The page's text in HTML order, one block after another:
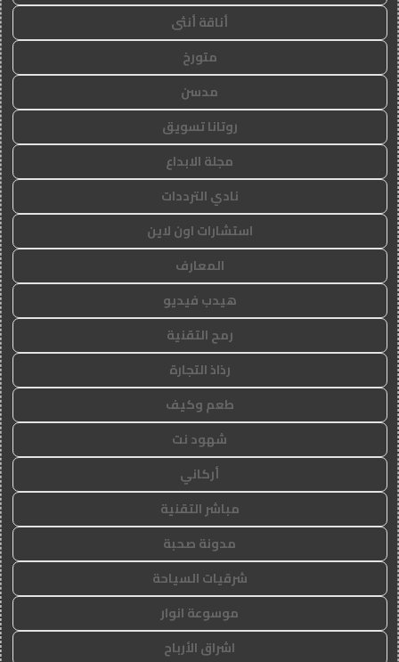
أناقة أنثى
متورخ
مدسن
روتانا تسويق
مجلة الابداع
نادي الترددات
استشارات اون لاين
المعارف
هيدب فيديو
رمح التقنية
رذاذ التجارة
طعم وكيف
شهود نت
أركاني
مباشر التقنية
مدونة صحبة
شرقيات السياحة
موسوعة انوار
اشراق الأرباح